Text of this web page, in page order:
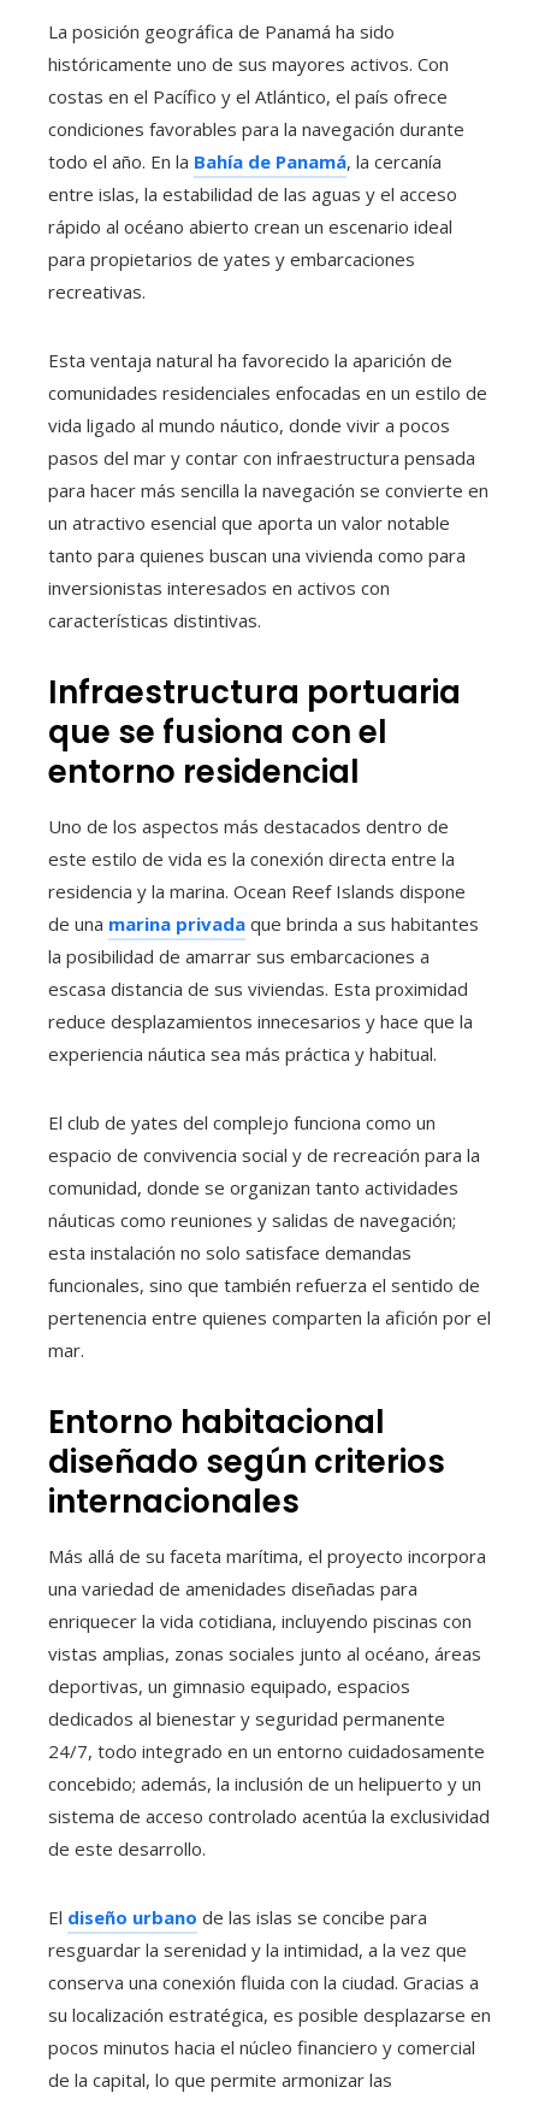
La posición geográfica de Panamá ha sido
históricamente uno de sus mayores activos. Con
costas en el Pacífico y el Atlántico, el país ofrece
condiciones favorables para la navegación durante
todo el año. En la Bahía de Panamá, la cercanía
entre islas, la estabilidad de las aguas y el acceso
rápido al océano abierto crean un escenario ideal
para propietarios de yates y embarcaciones
recreativas.
Esta ventaja natural ha favorecido la aparición de
comunidades residenciales enfocadas en un estilo de
vida ligado al mundo náutico, donde vivir a pocos
pasos del mar y contar con infraestructura pensada
para hacer más sencilla la navegación se convierte en
un atractivo esencial que aporta un valor notable
tanto para quienes buscan una vivienda como para
inversionistas interesados en activos con
características distintivas.
Infraestructura portuaria
que se fusiona con el
entorno residencial
Uno de los aspectos más destacados dentro de
este estilo de vida es la conexión directa entre la
residencia y la marina. Ocean Reef Islands dispone
de una marina privada que brinda a sus habitantes
la posibilidad de amarrar sus embarcaciones a
escasa distancia de sus viviendas. Esta proximidad
reduce desplazamientos innecesarios y hace que la
experiencia náutica sea más práctica y habitual.
El club de yates del complejo funciona como un
espacio de convivencia social y de recreación para la
comunidad, donde se organizan tanto actividades
náuticas como reuniones y salidas de navegación;
esta instalación no solo satisface demandas
funcionales, sino que también refuerza el sentido de
pertenencia entre quienes comparten la afición por el
mar.
Entorno habitacional
diseñado según criterios
internacionales
Más allá de su faceta marítima, el proyecto incorpora
una variedad de amenidades diseñadas para
enriquecer la vida cotidiana, incluyendo piscinas con
vistas amplias, zonas sociales junto al océano, áreas
deportivas, un gimnasio equipado, espacios
dedicados al bienestar y seguridad permanente
24/7, todo integrado en un entorno cuidadosamente
concebido; además, la inclusión de un helipuerto y un
sistema de acceso controlado acentúa la exclusividad
de este desarrollo.
El diseño urbano de las islas se concibe para
resguardar la serenidad y la intimidad, a la vez que
conserva una conexión fluida con la ciudad. Gracias a
su localización estratégica, es posible desplazarse en
pocos minutos hacia el núcleo financiero y comercial
de la capital, lo que permite armonizar las